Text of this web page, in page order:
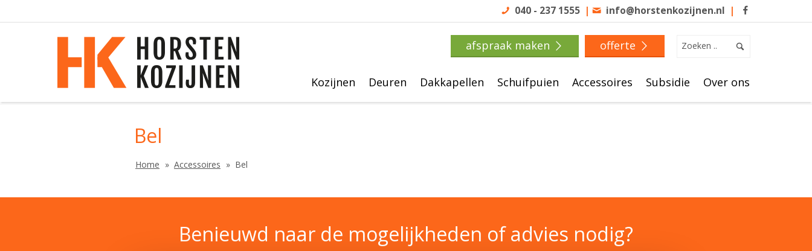
040 - 237 1555 | info@horstenkozijnen.nl |
offerte
afspraak maken
Kozijnen Deuren Dakkapellen Schuifpuien Accessoires Subsidie Over ons
Bel
Home Accessoires Bel
Benieuwd naar de mogelijkheden of advies nodig?